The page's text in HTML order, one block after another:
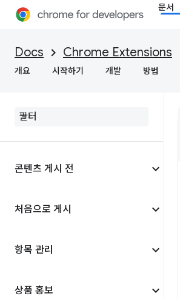
문서
Docs Chrome Extensions
개요 시작하기 개발 방법
콘텐츠 게시 전
처음으로 게시
항목 관리
상품 홍보